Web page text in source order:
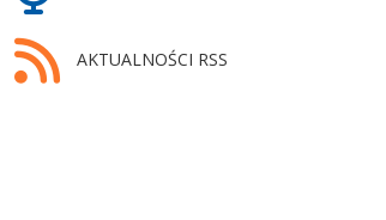
AKTUALNOŚCI RSS